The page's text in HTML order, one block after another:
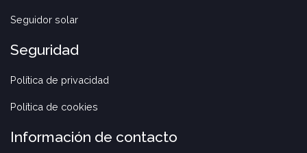
Seguidor solar
Seguridad
Política de privacidad
Política de cookies
Información de contacto